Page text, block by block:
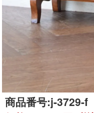
商品番号:j-3729-f